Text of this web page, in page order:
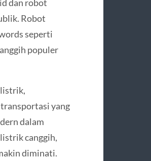
dan robot
Robot
seperti
populer
yang
dalam
canggih,
diminati.